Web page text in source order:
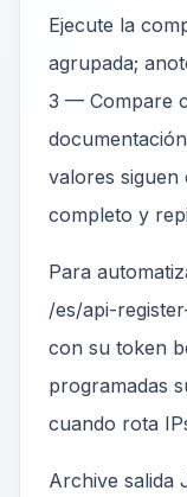
Ejecute la
agrupada;
3 — Compare
valores
completo y
Para
/es/api-
con su token
programadas
cuando rota
Archive salida